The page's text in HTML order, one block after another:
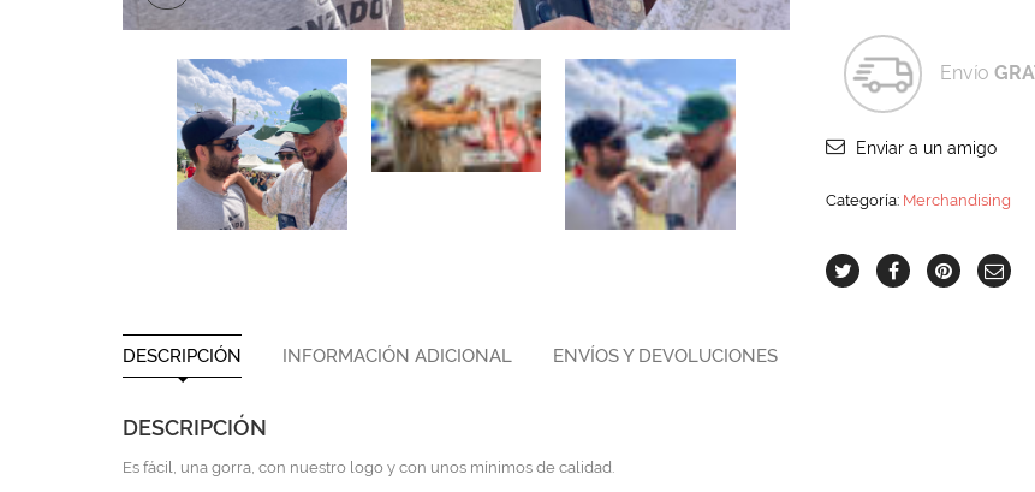
Envío
Enviar a un amigo
Categoría: Merchandising
DESCRIPCIÓN INFORMACIÓN ADICIONAL ENVÍOS Y DEVOLUCIONES
DESCRIPCIÓN
Es fácil, una gorra, con nuestro logo y con unos mínimos de calidad.